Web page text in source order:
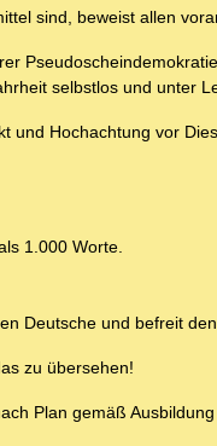
sind, beweist allen
selbstlos und unter
und Hochachtung vor
1.000 Worte.
Deutsche und befreit
zu übersehen!
Plan gemäß